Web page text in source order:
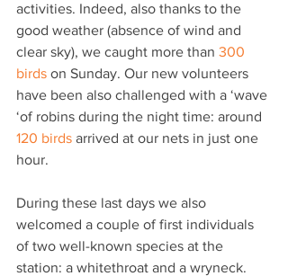
activities. Indeed, also thanks to the
good weather (absence of wind and
clear sky), we caught more than 300
birds on Sunday. Our new volunteers
have been also challenged with a ‘wave
‘of robins during the night time: around
120 birds arrived at our nets in just one
hour.
During these last days we also
welcomed a couple of first individuals
of two well-known species at the
station: a whitethroat and a wryneck.